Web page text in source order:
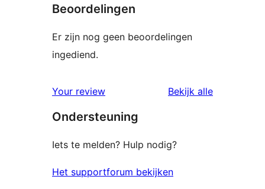
Beoordelingen
Er zijn nog geen beoordelingen
ingediend.
Your review Bekijk alle
Ondersteuning
Iets te melden? Hulp nodig?
Het supportforum bekijken